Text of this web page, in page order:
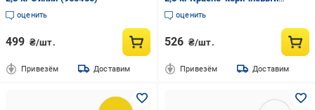
оценить
499 ₴/шт.
Привезём Доставим
(960461)
оценить
526 ₴/шт.
Привезём Доставим